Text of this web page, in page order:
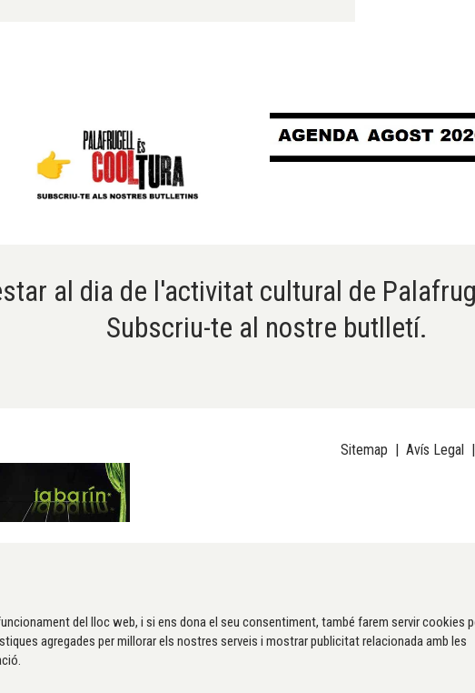
al dia de l'activitat cultural de
Subscriu-te al nostre butlletí.
Sitemap | Avís Legal |
del lloc web, i si ens dona el seu consentiment, també farem servir cookies
agregades per millorar els nostres serveis i mostrar publicitat relacionada amb les